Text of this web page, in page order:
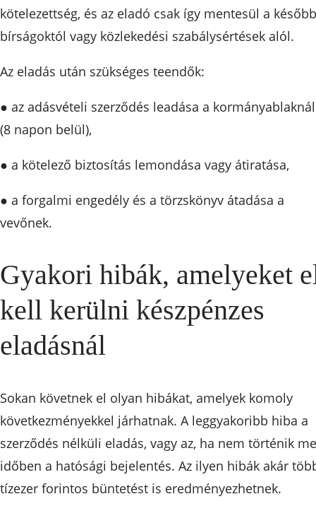
kötelezettség, és az eladó csak így mentesül a
bírságoktól vagy közlekedési szabálysértések alól.
Az eladás után szükséges teendők:
● az adásvételi szerződés leadása a kormányablaknál
(8 napon belül),
● a kötelező biztosítás lemondása vagy átiratása,
● a forgalmi engedély és a törzskönyv átadása a
vevőnek.
Gyakori hibák, amelyeket
kell kerülni készpénzes
eladásnál
Sokan követnek el olyan hibákat, amelyek komoly
következményekkel járhatnak. A leggyakoribb hiba a
szerződés nélküli eladás, vagy az, ha nem történik
időben a hatósági bejelentés. Az ilyen hibák akár
tízezer forintos büntetést is eredményezhetnek.